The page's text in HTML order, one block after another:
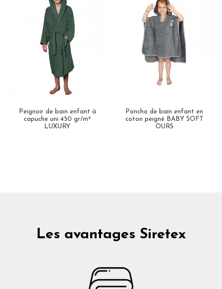
Peignoir de bain enfant à
capuche uni 450 gr/m²
LUXURY
Poncho de bain enfant en
coton peigné BABY SOFT
OURS
Les avantages Siretex